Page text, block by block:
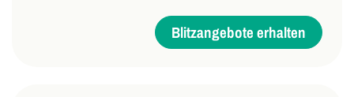
Blitzangebote erhalten